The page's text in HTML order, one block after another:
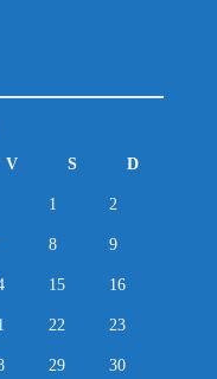
V S D
1 2
8 9
15 16
22 23
29 30